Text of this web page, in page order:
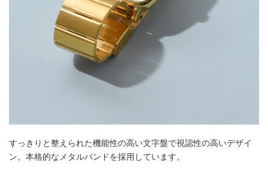
すっきりと整えられた機能性の高い文字盤で視認性の高いデザイ
ン。本格的なメタルバンドを採用しています。